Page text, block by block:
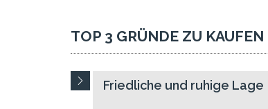
TOP 3 GRÜNDE ZU KAUFEN
Friedliche und ruhige Lage